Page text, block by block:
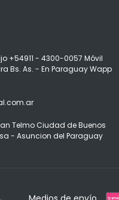
+54911 - 4300-0057 Móvil
Bs. As. - En Paraguay Wapp
Telmo Ciudad de Buenos
- Asuncion del Paraguay